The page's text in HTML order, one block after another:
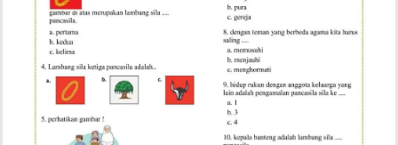
Dikuasai